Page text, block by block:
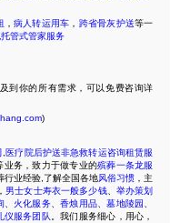
， 病人转运用车 ， 跨省骨灰护送等一
管式管家服务
到你的所有需求，可以免费咨询详
)
医疗院后护送非急救转运咨询租赁服
业务，致力于做专业的殡葬一条龙服
行业经验,了解全国各地风俗习惯 ，主
， 男士女士寿衣一般多少钱、 举办策划
、 火化服务、香烛用品 、墓地陵园
仪服务团队
。我们服务细心，用心，